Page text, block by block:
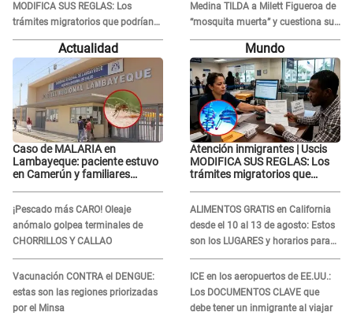
MODIFICA SUS REGLAS: Los
trámites migratorios que podrían
necesitar tu prueba de ADN
Medina TILDA a Milett Figueroa de
“mosquita muerta” y cuestiona su
RECONCILIACIÓN con Marcelo
Tinelli en TV argentina
Actualidad
Caso de MALARIA en
Lambayeque: paciente estuvo
en Camerún y familiares
¡Pescado más CARO! Oleaje
anómalo golpea terminales de
CHORRILLOS Y CALLAO
Vacunación CONTRA el DENGUE:
estas son las regiones priorizadas
por el Minsa
Mundo
Atención inmigrantes | Uscis
MODIFICA SUS REGLAS: Los
trámites migratorios que
ALIMENTOS GRATIS en California
desde el 10 al 13 de agosto: Estos
son los LUGARES y horarios para
recibir la ayuda
ICE en los aeropuertos de EE.UU.:
Los DOCUMENTOS CLAVE que
debe tener un inmigrante al viajar